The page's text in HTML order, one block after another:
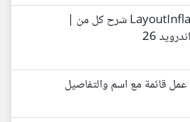
LayoutInflater and view شرح كل من |